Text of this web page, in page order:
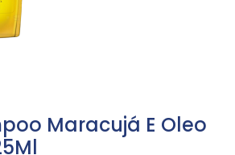
Maracujá E Oleo